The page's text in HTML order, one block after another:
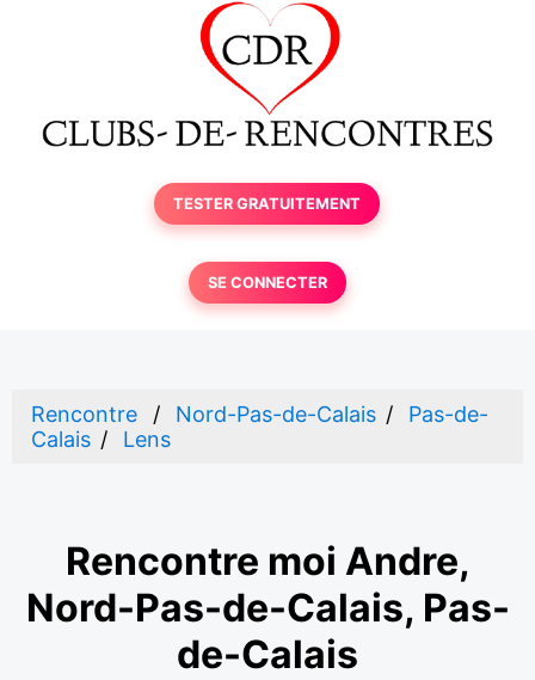
TESTER GRATUITEMENT
SE CONNECTER
Rencontre Nord-Pas-de-Calais
Pas-de-
Calais
Lens
Rencontre moi Andre,
Nord-Pas-de-Calais, Pas-
de-Calais